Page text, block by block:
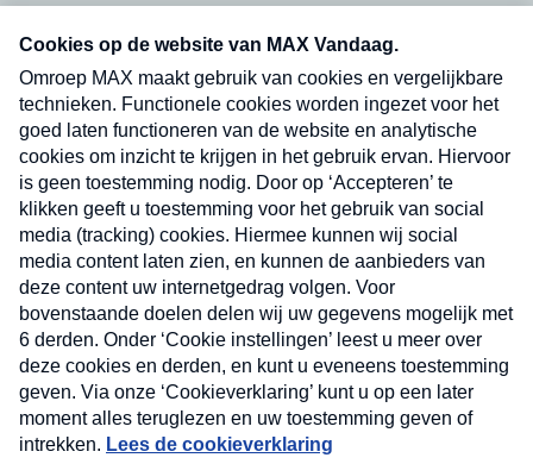
Neem hier een gratis abonnement op onze
nieuwsbrief. Elke vrijdag- en dinsdagochtend in
uw mailbox.
Verzend
Nieuwsbrief
Neem hier een gratis abonnement op onze
nieuwsbrief. Elke vrijdag- en dinsdagochtend in uw